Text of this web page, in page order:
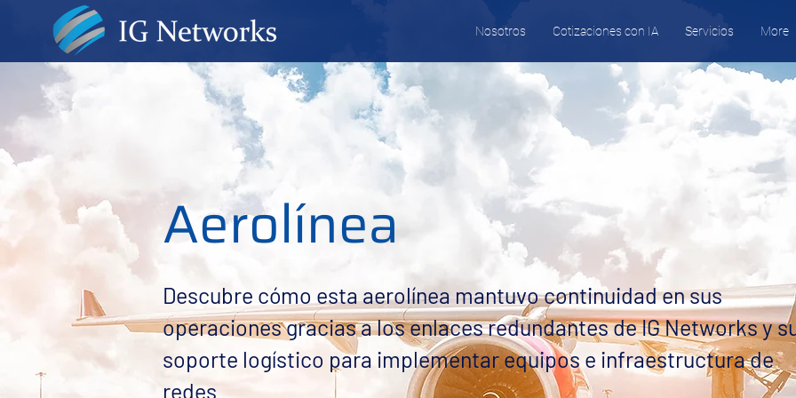
Nosotros Cotizaciones con IA Servicios More
Aerolínea
Descubre cómo esta aerolínea mantuvo continuidad en sus
operaciones gracias a los enlaces redundantes de IG Networks y
soporte logístico para implementar equipos e infraestructura de
redes